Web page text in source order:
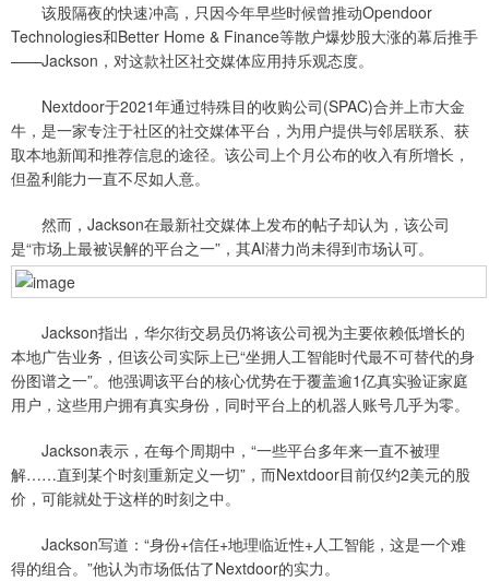
该股隔夜的快速冲高，只因今年早些时候曾推动Opendoor
Technologies和Better Home & Finance等散户爆炒股大涨的幕后推手
——Jackson，对这款社区社交媒体应用持乐观态度。
Nextdoor于2021年通过特殊目的收购公司(SPAC)合并上市大金
牛，是一家专注于社区的社交媒体平台，为用户提供与邻居联系、获
取本地新闻和推荐信息的途径。该公司上个月公布的收入有所增长，
但盈利能力一直不尽如人意。
然而，Jackson在最新社交媒体上发布的帖子却认为，该公司
是“市场上最被误解的平台之一”，其AI潜力尚未得到市场认可。
Jackson指出，华尔街交易员仍将该公司视为主要依赖低增长的
本地广告业务，但该公司实际上已“坐拥人工智能时代最不可替代的身
份图谱之一”。他强调该平台的核心优势在于覆盖逾1亿真实验证家庭
用户，这些用户拥有真实身份，同时平台上的机器人账号几乎为零。
Jackson表示，在每个周期中，“一些平台多年来一直不被理
解……直到某个时刻重新定义一切”，而Nextdoor目前仅约2美元的股
价，可能就处于这样的时刻之中。
Jackson写道：“身份+信任+地理临近性+人工智能，这是一个难
得的组合。”他认为市场低估了Nextdoor的实力。